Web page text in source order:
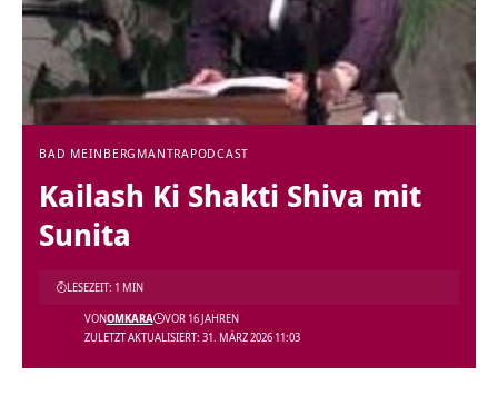
BAD MEINBERG MANTRAPODCAST
Kailash Ki Shakti Shiva mit
Sunita
ZULETZT AKTUALISIERT: 31. MÄRZ 2026 11:03
VONOMKARA VOR 16 JAHREN
LESEZEIT: 1 MIN